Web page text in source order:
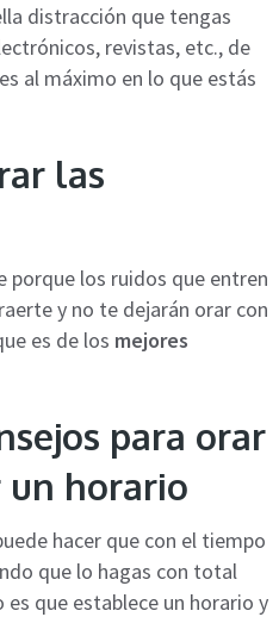
distracción que tengas
revistas, etc., de
al máximo en lo que estás
las
los ruidos que entren
y no te dejarán orar con
es de los mejores
para orar
un horario
hacer que con el tiempo
que lo hagas con total
que establece un horario y